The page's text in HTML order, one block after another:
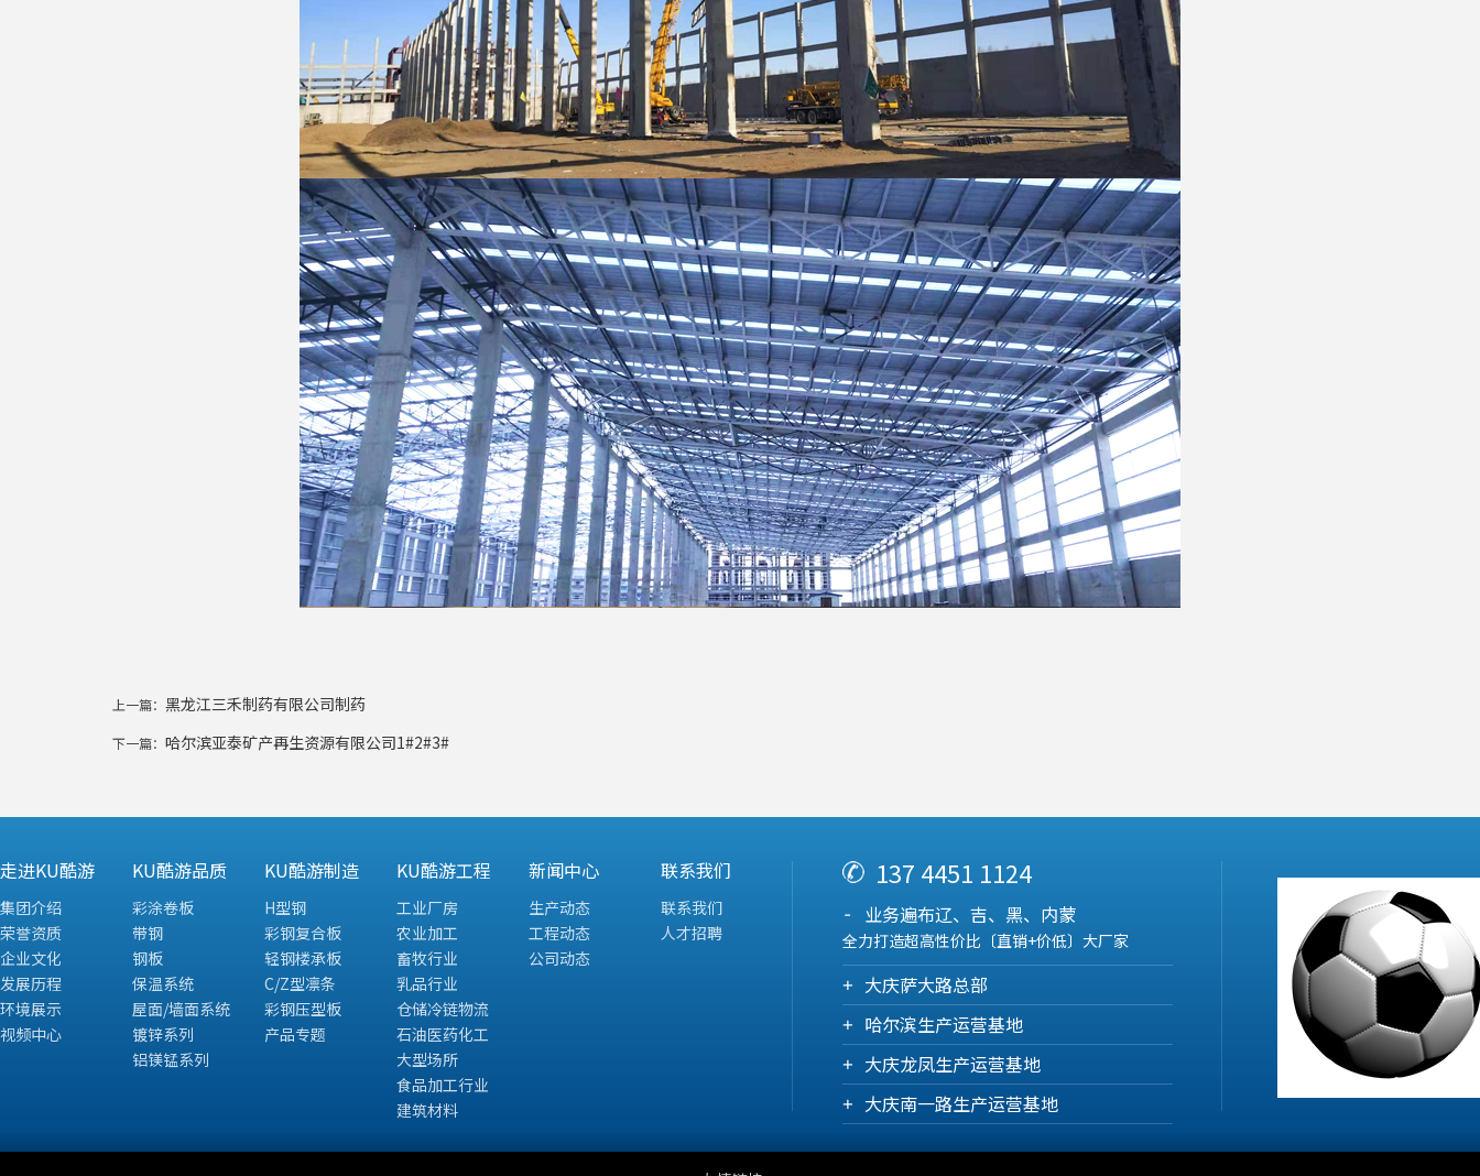
上一篇： 黑龙江三禾制药有限公司制药
下一篇： 哈尔滨亚泰矿产再生资源有限公司1#2#3#
走进KU酷游
集团介绍
荣誉资质
企业文化
发展历程
环境展示
视频中心
KU酷游品质
彩涂卷板
带钢
钢板
保温系统
屋面/墙面系统
镀锌系列
铝镁锰系列
KU酷游制造
H型钢
彩钢复合板
轻钢楼承板
C/Z型凛条
彩钢压型板
产品专题
KU酷游工程
工业厂房
农业加工
畜牧行业
乳品行业
仓储冷链物流
石油医药化工
大型场所
食品加工行业
建筑材料
新闻中心
生产动态
工程动态
公司动态
联系我们
联系我们
人才招聘
137 4451 1124
业务遍布辽、吉、黑、内蒙
全力打造超高性价比〔直销+价低〕大厂家
大庆萨大路总部
哈尔滨生产运营基地
大庆龙凤生产运营基地
大庆南一路生产运营基地